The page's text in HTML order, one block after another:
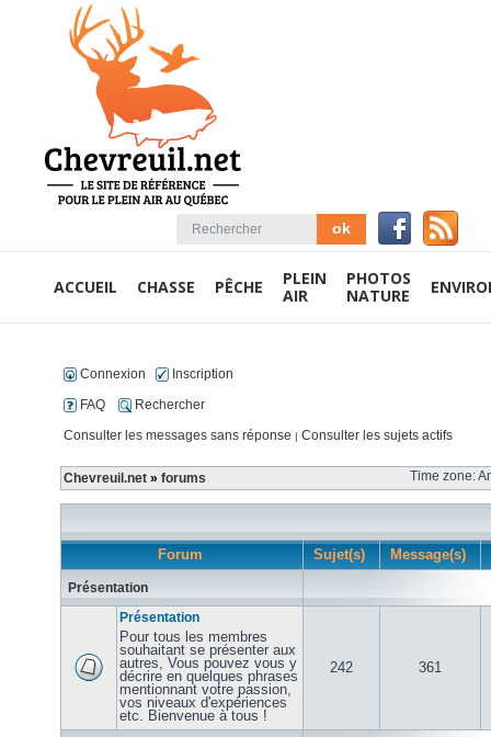
ACCUEIL CHASSE PÊCHE
PLEIN
AIR
PHOTOS
NATURE
Connexion
Inscription
FAQ
Rechercher
Consulter les messages sans réponse | Consulter les sujets actifs
Chevreuil.net » forums Time zone:
Forum Sujet(s) Message(s)
Présentation
Présentation
Pour tous les membres
souhaitant se présenter aux
autres, Vous pouvez vous y
décrire en quelques phrases
mentionnant votre passion,
vos niveaux d'expériences
etc. Bienvenue à tous !
242 361